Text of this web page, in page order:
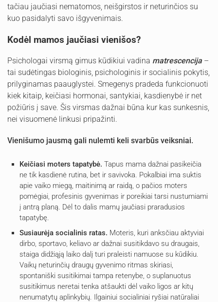
tačiau jaučiasi nematomos, neišgirstos ir neturinčios su
kuo pasidalyti savo išgyvenimais.
Kodėl mamos jaučiasi vienišos?
Psichologai virsmą gimus kūdikiui vadina matrescencija–
tai sudėtingas biologinis, psichologinis ir socialinis pokytis,
prilyginamas paauglystei. Smegenys pradeda funkcionuoti
kiek kitaip, keičiasi hormonai, santykiai, kasdienybė ir net
požiūris į save. Šis virsmas dažnai būna kur kas sunkesnis,
nei visuomenė linkusi pripažinti.
Vienišumo jausmą gali nulemti keli svarbūs veiksniai.
Keičiasi moters tapatybė. Tapus mama dažnai pasikeičia
ne tik kasdienė rutina, bet ir savivoka. Pokalbiai ima suktis
apie vaiko miegą, maitinimą ar raidą, o pačios moters
pomėgiai, profesinis gyvenimas ir poreikiai tarsi nustumiami
į antrą planą. Dėl to dalis mamų jaučiasi praradusios
tapatybę.
Susiaurėja socialinis ratas. Moteris, kuri anksčiau aktyviai
dirbo, sportavo, keliavo ar dažnai susitikdavo su draugais,
staiga didžiąją laiko dalį turi praleisti namuose su kūdikiu.
Vaikų neturinčių draugų gyvenimo ritmas skiriasi,
spontaniški susitikimai tampa retenybe, o suplanuotus
susitikimus neretai tenka atšaukti dėl vaiko ligos ar kitų
nenumatytų aplinkybių. Ilgainiui socialiniai ryšiai natūraliai